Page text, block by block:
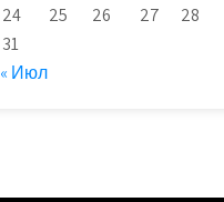
24
25 26 27 28
31
« Июл